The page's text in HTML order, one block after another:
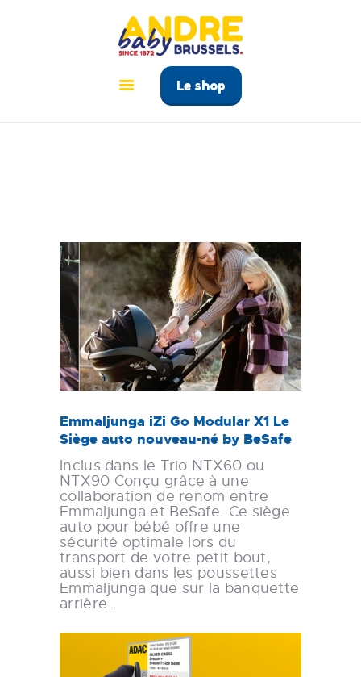
Le shop
ANDRÉ BABY BRUSSELS
Le tout pour bébé à Bruxelles
ACCUEIL
Emmaljunga iZi Go Modular X1 Le
Siège auto nouveau-né by BeSafe
Inclus dans le Trio NTX60 ou
NTX90 Conçu grâce à une
collaboration de renom entre
Emmaljunga et BeSafe. Ce siège
auto pour bébé offre une
sécurité optimale lors du
transport de votre petit bout,
aussi bien dans les poussettes
Emmaljunga que sur la banquette
arrière…